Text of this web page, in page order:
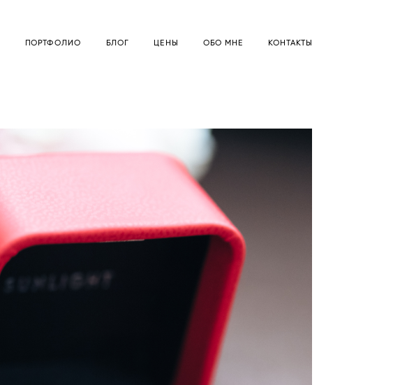
ПОРТФОЛИО БЛОГ ЦЕНЫ ОБО МНЕ КОНТАКТЫ